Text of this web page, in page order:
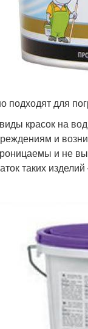
подходят для
красок на
и
и не
таких